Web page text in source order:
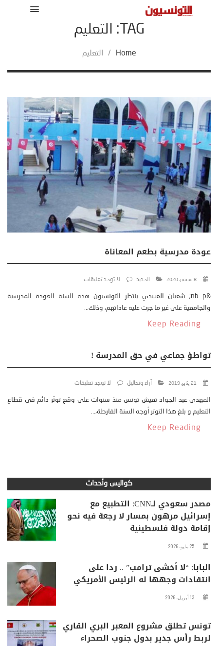
TAG: التعليم
Home
/ التعليم
عودة مدرسية بطعم المعاناة
8 سبتمبر، 2020 الجديد لا توجد تعليقات
&nb p; شعبان العبيدي ينتظر التونسيون هذه السنة العودة المدرسية
والجامعية على غير ما جرت عليه عاداتهم، وذلك...
Keep Reading
تواطؤ جماعي في حق المدرسة !
21 يناير، 2019 آراء وتحاليل لا توجد تعليقات
المهدي عبد الجواد تعيش تونس منذ سنوات على وقع توتّر دائم في قطاع
التعليم و بلغ هذا التوتر أوجه السنة الفارطة،...
Keep Reading
كواليس وأحداث
مصدر سعودي لـCNN: التطبيع مع
إسرائيل مرهون بمسار لا رجعة فيه نحو
إقامة دولة فلسطينية
25 مايو، 2026
البابا: “لا أخشى ترامب” .. ردا على
انتقادات وجهها له الرئيس الأمريكي
13 أبريل، 2026
تونس تطلق مشروع المعبر البري القاري
لربط رأس جدير بدول جنوب الصحراء